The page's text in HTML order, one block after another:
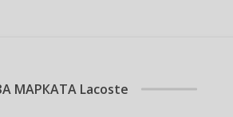
МАРКАТА Lacoste